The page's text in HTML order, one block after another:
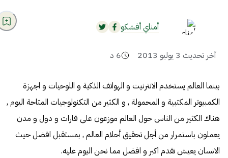
أمناي أفشكو
آخر تحديث 3 يوليو 2013 6 د
بينما العالم يستخدم الانترنيت و الهواتف الذكية و اللوحيات و اجهزة
الكمبيوتر المكتبية و المحمولة , و الكثير من التكنولوجيات المتاحة اليوم ,
هناك الكثير من الناس حول العالم موزعون على قارات و دول و مدن
يعملون باستمرار من أجل تحقيق أحلام العالم , بمستقبل افضل حيث
الانسان يعيش تقدم اكبر و افضل مما نحن اليوم عليه.